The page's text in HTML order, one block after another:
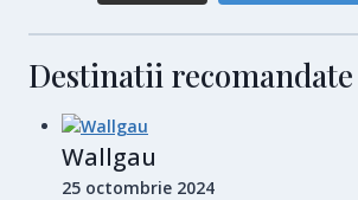
Destinatii recomandate
Wallgau
25 octombrie 2024